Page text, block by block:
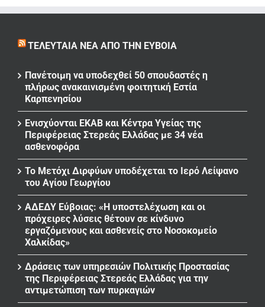
ΤΕΛΕΥΤΑΊΑ ΝΈΑ ΑΠΌ ΤΗΝ ΕΎΒΟΙΑ
Πανέτοιμη να υποδεχθεί 50 σπουδαστές η
πλήρως ανακαινισμένη φοιτητική Εστία
Καρπενησίου
Ενισχύονται ΕΚΑΒ και Κέντρα Υγείας της
Περιφέρειας Στερεάς Ελλάδας με 34 νέα
ασθενοφόρα
Το Μετόχι Διρφύων υποδέχεται το Ιερό Λείψανο
του Αγίου Γεωργίου
ΑΔΕΔΥ Εύβοιας: «Η υποστελέχωση και οι
πρόχειρες λύσεις θέτουν σε κίνδυνο
εργαζόμενους και ασθενείς στο Νοσοκομείο
Χαλκίδας»
Δράσεις των υπηρεσιών Πολιτικής Προστασίας
της Περιφέρειας Στερεάς Ελλάδας για την
αντιμετώπιση των πυρκαγιών